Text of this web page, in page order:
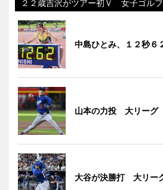
２２歳吉沢がツアー初Ｖ 女子ゴルフ
中島ひとみ、１２秒６
山本の力投 大リーグ
大谷が決勝打 大リー